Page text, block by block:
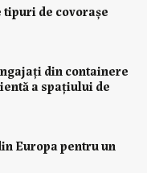
de covorașe
din containere
a spațiului de
Europa pentru un